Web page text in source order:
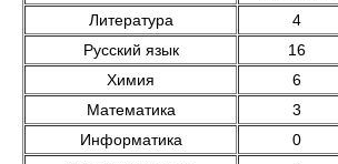
Литература
4
Русский язык
16
Химия
6
Математика
3
Информатика
0